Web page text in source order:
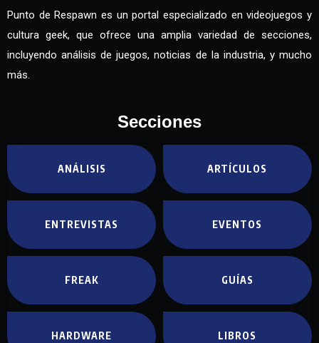
Punto de Respawn es un portal especializado en videojuegos y
cultura geek, que ofrece una amplia variedad de secciones,
incluyendo análisis de juegos, noticias de la industria, y mucho
más.
Secciones
ANÁLISIS ARTÍCULOS
ENTREVISTAS EVENTOS
FREAK GUÍAS
HARDWARE LIBROS